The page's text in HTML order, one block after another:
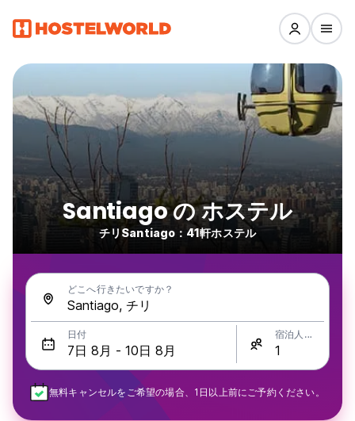
Santiago の ホステル
チリSantiago：41軒ホステル
どこへ行きたいですか？
日付 宿泊人数
無料キャンセルをご希望の場合、1日以上前にご予約ください。